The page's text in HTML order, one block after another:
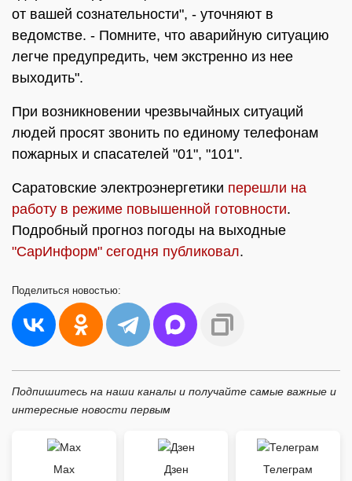
от вашей сознательности", - уточняют в
ведомстве. - Помните, что аварийную ситуацию
легче предупредить, чем экстренно из нее
выходить".
При возникновении чрезвычайных ситуаций
людей просят звонить по единому телефонам
пожарных и спасателей "01", "101".
Саратовские электроэнергетики перешли на
работу в режиме повышенной готовности.
Подробный прогноз погоды на выходные
"СарИнформ" сегодня публиковал.
Поделиться новостью:
Подпишитесь на наши каналы и получайте самые важные и
интересные новости первым
Max Дзен Телеграм